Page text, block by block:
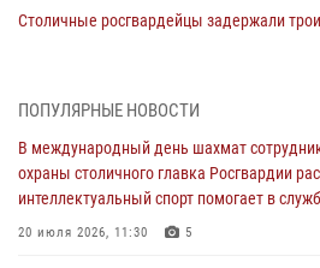
Столичные росгвардейцы задержали
матче в Москве обеспечила Росгвардия
06 августа 2026, 08:30
Столичные росгвардейцы задержали
ПОПУЛЯРНЫЕ НОВОСТИ
В международный день шахмат
охраны столичного главка Росгвардии
интеллектуальный спорт помогает в
20 июля 2026, 11:30 5